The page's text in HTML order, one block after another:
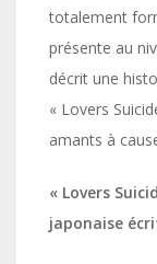
totalement
présente au
décrit une
« Lovers
amants à
« Lovers
japonaise